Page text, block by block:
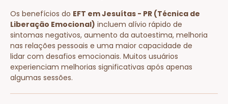
Os benefícios do EFT em Jesuítas - PR (Técnica de
Liberação Emocional) incluem alívio rápido de
sintomas negativos, aumento da autoestima, melhoria
nas relações pessoais e uma maior capacidade de
lidar com desafios emocionais. Muitos usuários
experienciam melhorias significativas após apenas
algumas sessões.